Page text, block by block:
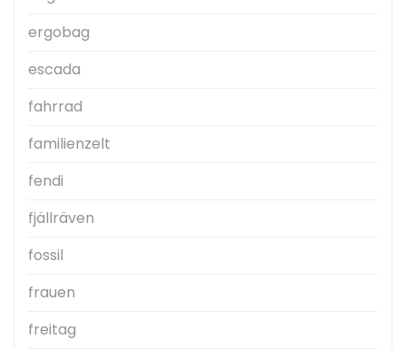
ergobag
escada
fahrrad
familienzelt
fendi
fjällräven
fossil
frauen
freitag